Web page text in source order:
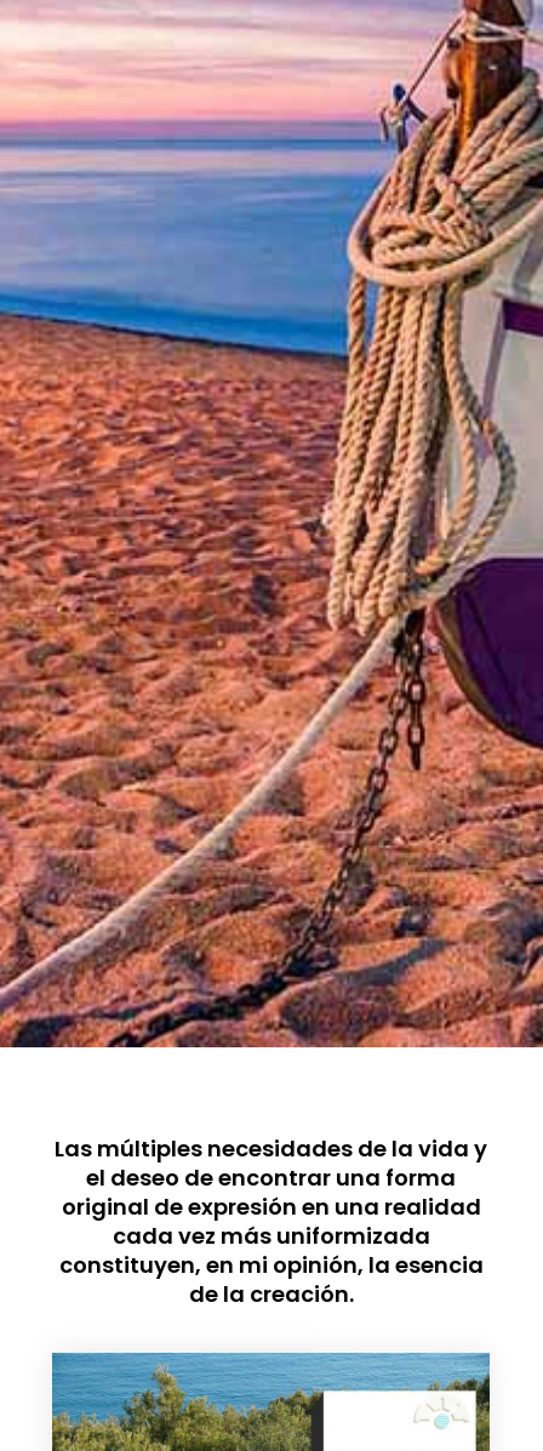
Las múltiples necesidades de la vida y
el deseo de encontrar una forma
original de expresión en una realidad
cada vez más uniformizada
constituyen, en mi opinión, la esencia
de la creación.